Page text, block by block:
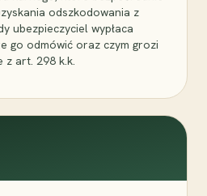
odszkodowania z
ubezpieczyciel wypłaca
go odmówić oraz czym grozi
z art. 298 k.k.